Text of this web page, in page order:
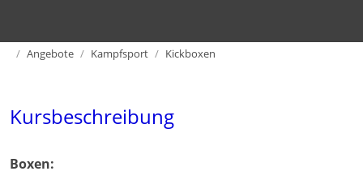
HomeAngebote Kampfsport Kickboxen
Kursbeschreibung
Boxen: